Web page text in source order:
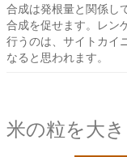
合成は発根量と関係し
合成を促せます。レン
行うのは、サイトカイ
なると思われます。